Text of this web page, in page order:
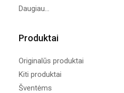
Daugiau...
Produktai
Originalūs produktai
Kiti produktai
Šventėms